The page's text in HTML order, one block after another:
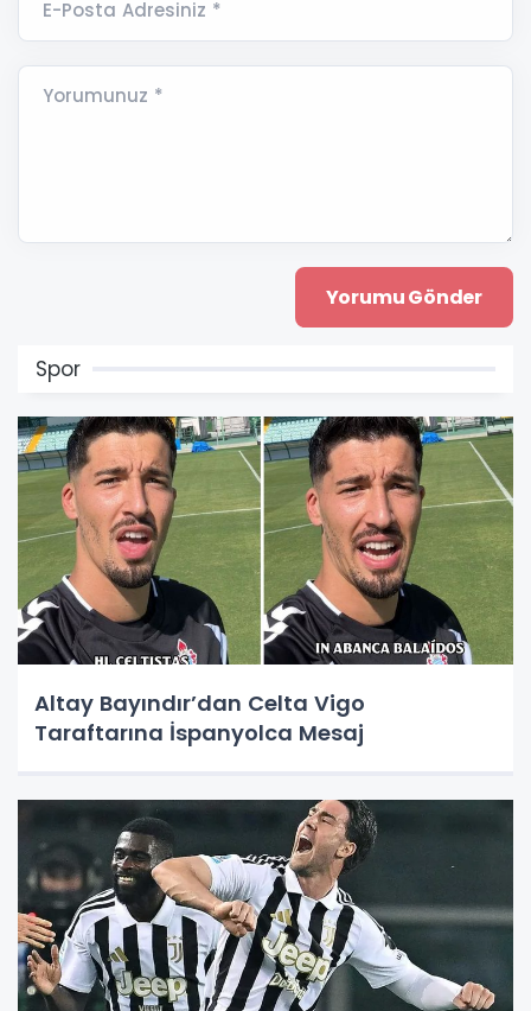
E-Posta Adresiniz *
Yorumunuz *
Spor
Altay Bayındır’dan Celta Vigo
Taraftarına İspanyolca Mesaj